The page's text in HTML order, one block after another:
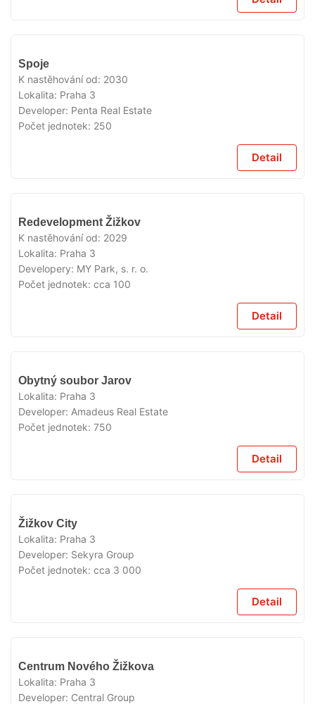
Spoje
K nastěhování od: 2030
Lokalita: Praha 3
Developer: Penta Real Estate
Počet jednotek: 250
Detail
Redevelopment Žižkov
K nastěhování od: 2029
Lokalita: Praha 3
Developery: MY Park, s. r. o.
Počet jednotek: cca 100
Detail
Obytný soubor Jarov
Lokalita: Praha 3
Developer: Amadeus Real Estate
Počet jednotek: 750
Detail
Žižkov City
Lokalita: Praha 3
Developer: Sekyra Group
Počet jednotek: cca 3 000
Detail
Centrum Nového Žižkova
Lokalita: Praha 3
Developer: Central Group